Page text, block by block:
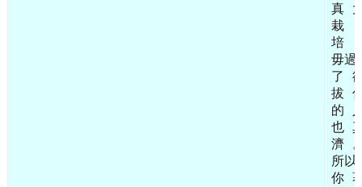
真
栽
培
毋過
了
拔
的
也
濟
所以
你